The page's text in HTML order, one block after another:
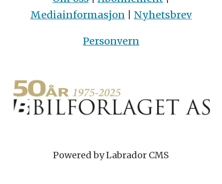
Mediainformasjon | Nyhetsbrev
Personvern
Powered by Labrador CMS